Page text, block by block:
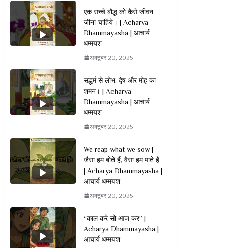
एक सच्चे बौद्ध को कैसे जीवन
जीना चाहिये। | Acharya
Dhammayasha | आचार्य
धम्मयश
अक्टूबर 20, 2025
सद्धर्म से लोभ, द्वेष और मोह का
शमन। | Acharya
Dhammayasha | आचार्य
धम्मयश
अक्टूबर 20, 2025
We reap what we sow |
जैसा हम बोते हैं, वैसा हम पाते हैं
| Acharya Dhammayasha |
आचार्य धम्मयश
अक्टूबर 20, 2025
“काल करे सो आज कर” |
Acharya Dhammayasha |
आचार्य धम्मयश